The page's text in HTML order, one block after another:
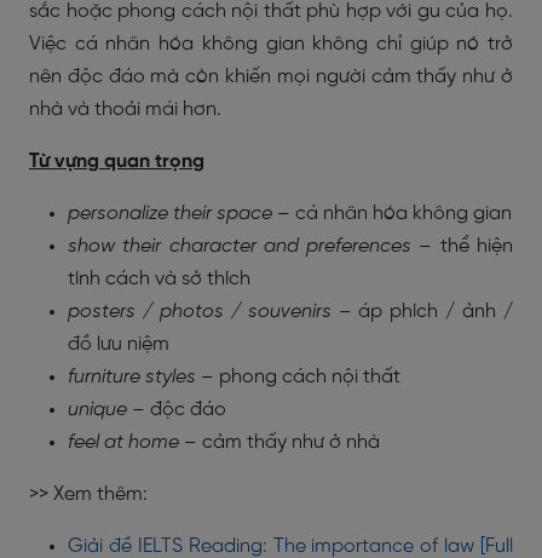
sắc hoặc phong cách nội thất phù hợp với gu của họ.
Việc cá nhân hóa không gian không chỉ giúp nó trở
nên độc đáo mà còn khiến mọi người cảm thấy như ở
nhà và thoải mái hơn.
Từ vựng quan trọng
personalize their space – cá nhân hóa không gian
show their character and preferences – thể hiện
tính cách và sở thích
posters / photos / souvenirs – áp phích / ảnh /
đồ lưu niệm
furniture styles – phong cách nội thất
unique – độc đáo
feel at home – cảm thấy như ở nhà
>> Xem thêm:
Giải đề IELTS Reading: The importance of law [Full